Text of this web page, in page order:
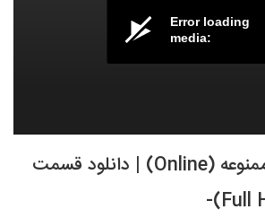
Error loading
media:
دانلود قسمت 7 ممنوعه (Online) | دانلود قسمت